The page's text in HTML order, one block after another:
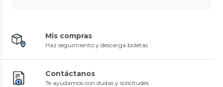
Mis compras
Haz seguimiento y descarga boletas
Contáctanos
Te ayudamos con dudas y solicitudes